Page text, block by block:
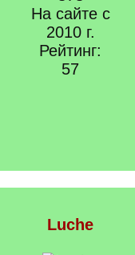
На сайте с
2010 г.
Рейтинг:
57
Luche